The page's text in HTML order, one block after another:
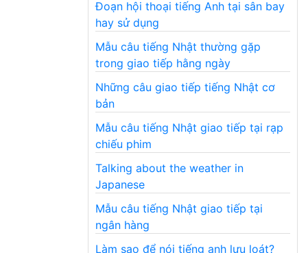
Đoạn hội thoại tiếng Anh tại sân bay
hay sử dụng
Mẫu câu tiếng Nhật thường gặp
trong giao tiếp hằng ngày
Những câu giao tiếp tiếng Nhật cơ
bản
Mẫu câu tiếng Nhật giao tiếp tại rạp
chiếu phim
Talking about the weather in
Japanese
Mẫu câu tiếng Nhật giao tiếp tại
ngân hàng
Làm sao để nói tiếng anh lưu loát?